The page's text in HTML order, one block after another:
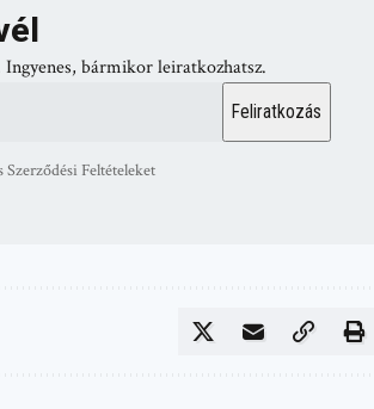
bármikor leiratkozhatsz.
Szerződési Feltételeket